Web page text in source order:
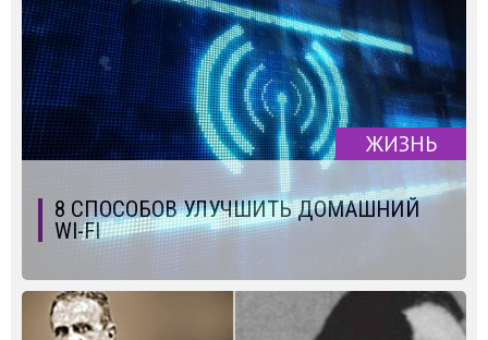
ЖИЗНЬ
8 СПОСОБОВ УЛУЧШИТЬ ДОМАШНИЙ
WI-FI